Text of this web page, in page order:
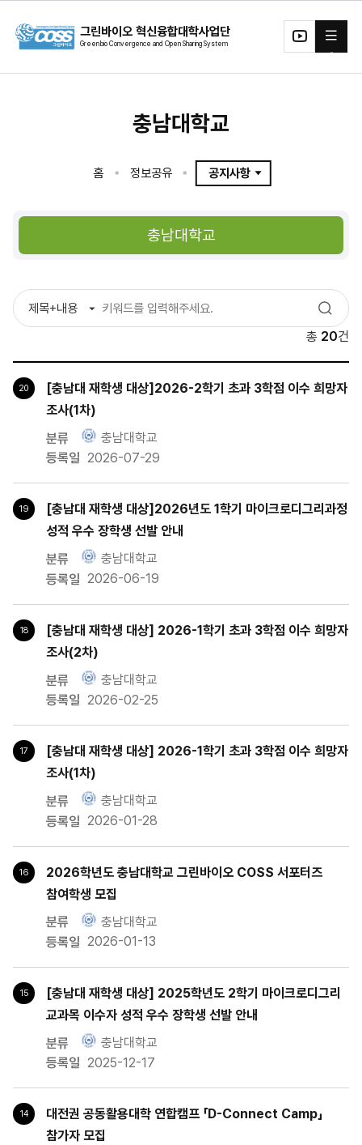
그린바이오 혁신융합대학사업단
그린바이오파운드리
그린바이오스마트파밍
주요내용
활동후기
서울대학교
경희대학교
연암대학교
충남대학교
홈 정보공유 공지사항
제목+내용 검색어
검색
총 20건
20
[충남대 재학생 대상]2026-2학기 초과 3학점 이수 희망자
조사(1차)
충남대학교
2026-07-29
19
[충남대 재학생 대상]2026년도 1학기 마이크로디그리과정
성적 우수 장학생 선발 안내
충남대학교
2026-06-19
18
[충남대 재학생 대상] 2026-1학기 초과 3학점 이수 희망자
조사(2차)
충남대학교
2026-02-25
17
[충남대 재학생 대상] 2026-1학기 초과 3학점 이수 희망자
조사(1차)
충남대학교
2026-01-28
16
2026학년도 충남대학교 그린바이오 COSS 서포터즈
참여학생 모집
충남대학교
2026-01-13
15
[충남대 재학생 대상] 2025학년도 2학기 마이크로디그리
교과목 이수자 성적 우수 장학생 선발 안내
충남대학교
2025-12-17
14
대전권 공동활용대학 연합캠프 「D-Connect Camp」
참가자 모집